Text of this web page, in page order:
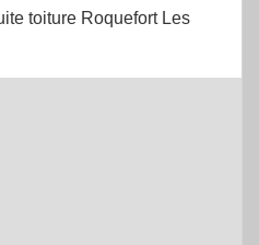
toiture Roquefort Les